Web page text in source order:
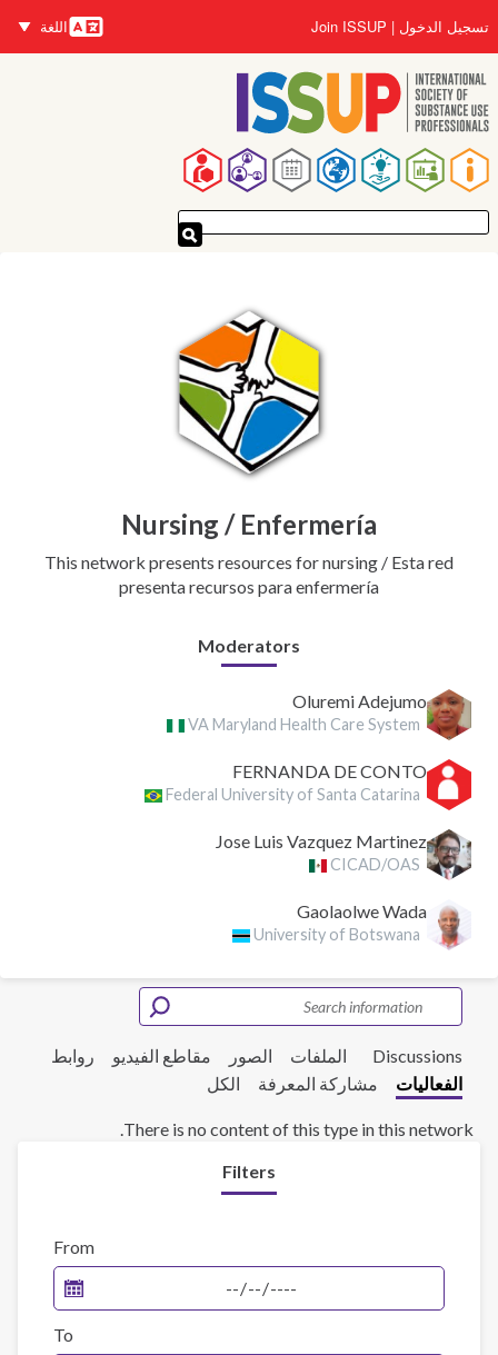
إلى
المحتوى
الرئيسي
تسجيل الدخول Join ISSUP
اللغات
اللغة
القائمة
الرئيسية
Nursing / Enfermería
This network presents resources for nursing / Esta red
presenta recursos para enfermería
Moderators
Oluremi Adejumo
VA Maryland Health Care System
FERNANDA DE CONTO
Federal University of Santa Catarina
Jose Luis Vazquez Martinez
CICAD/OAS
Gaolaolwe Wada
University of Botswana
Discussions الملفات الصور مقاطع الفيديو
روابط
الفعاليات
مشاركة المعرفة الكل
There is no content of this type in this network.
Filters
From
To